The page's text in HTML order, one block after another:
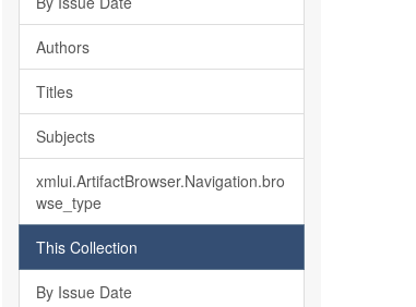
Authors
Titles
Subjects
xmlui.ArtifactBrowser.Navigation.bro
wse_type
This Collection
By Issue Date